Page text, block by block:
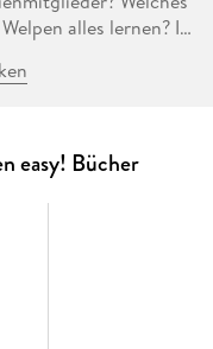
alles lernen? In
Freund des
tauchen Kinder in
sie in ihrem
über Hunderassen
easy! Bücher